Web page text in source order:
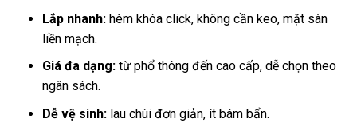
Lắp nhanh: hèm khóa click, không cần keo, mặt sàn
liền mạch.
Giá đa dạng: từ phổ thông đến cao cấp, dễ chọn theo
ngân sách.
Dễ vệ sinh: lau chùi đơn giản, ít bám bẩn.